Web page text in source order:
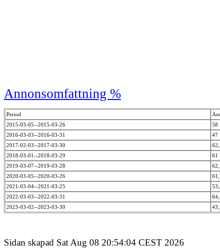
Annonsomfattning %
Period
2015-03-05--2015-03-26
58
2016-03-03--2016-03-31
47
2017-02-03--2017-03-30
2018-03-01--2018-03-29
61
2019-03-07--2019-03-28
2020-03-05--2020-03-26
2021-03-04--2021-03-25
2022-03-03--2022-03-31
2023-03-02--2023-03-30
Sidan skapad Sat Aug 08 20:54:04 CEST 2026